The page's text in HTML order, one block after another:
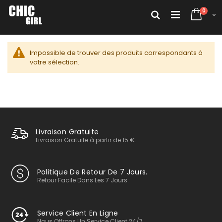
Rechercher Cart
0
Impossible de trouver des produits correspondants à
votre sélection.
Livraison Gratuite
Livraison Gratuite à partir de 15 €.
Politique De Retour De 7 Jours.
Retour Facile Dans Les 7 Jours.
Service Client En Ligne